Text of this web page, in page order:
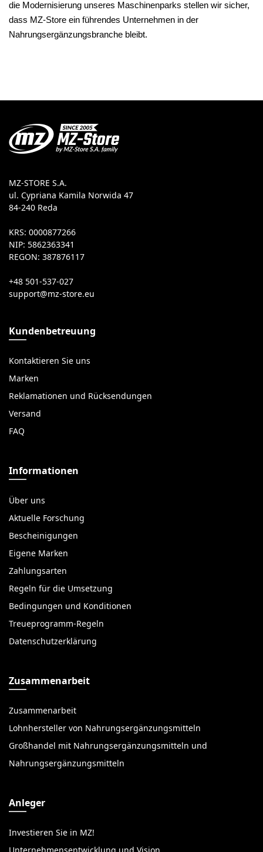
die Modernisierung unseres Maschinenparks stellen wir sicher,
dass MZ-Store ein führendes Unternehmen in der
Nahrungsergänzungsbranche bleibt.
MZ-STORE S.A.
ul. Cypriana Kamila Norwida 47
84-240 Reda
KRS: 0000877266
NIP: 5862363341
REGON: 387876117
+48 501-537-027
Kundenbetreuung
Kontaktieren Sie uns
Marken
Reklamationen und Rücksendungen
Versand
FAQ
Informationen
Über uns
Aktuelle Forschung
Bescheinigungen
Eigene Marken
Zahlungsarten
Regeln für die Umsetzung
Bedingungen und Konditionen
Treueprogramm-Regeln
Datenschutzerklärung
Zusammenarbeit
Zusammenarbeit
Lohnhersteller von Nahrungsergänzungsmitteln
Großhandel mit Nahrungsergänzungsmitteln und
Nahrungsergänzungsmitteln
Anleger
Investieren Sie in MZ!
Unternehmensentwicklung und Vision